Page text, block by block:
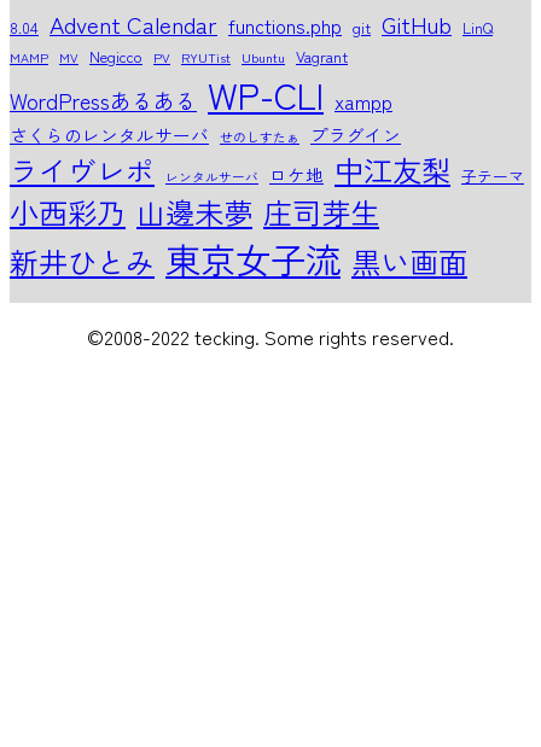
8.04 Advent Calendar functions.php git GitHub LinQ
MAMP MV Negicco PV RYUTist Ubuntu Vagrant
WordPressあるある WP-CLI xampp
さくらのレンタルサーバ せのしすたぁ プラグイン
ライヴレポ レンタルサーバ ロケ地 中江友梨 子テーマ
小西彩乃 山邊未夢 庄司芽生
新井ひとみ 東京女子流 黒い画面
©2008-2022 tecking. Some rights reserved.